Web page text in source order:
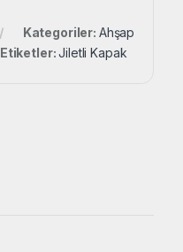
Kategoriler: Ahşap
Etiketler:Jiletli Kapak